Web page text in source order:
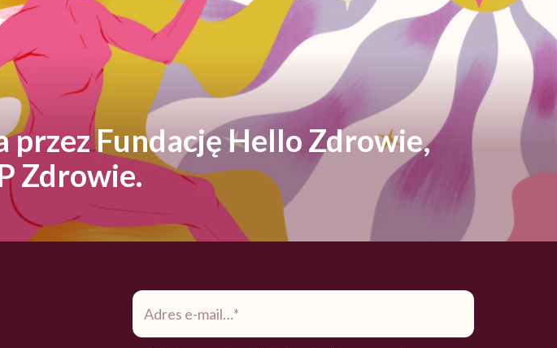
Fundację Hello Zdrowie,
Zdrowie.
Adres
mail*